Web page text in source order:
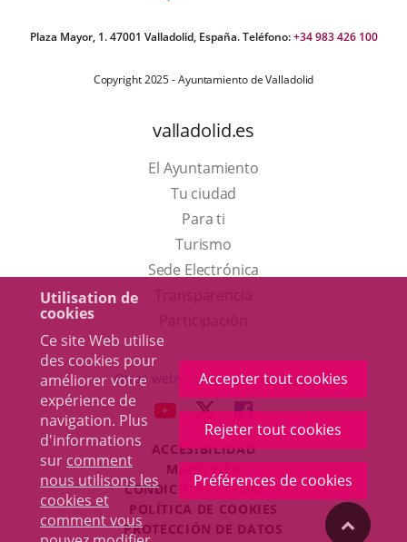
Utilisation de
cookies
Ce site Web utilise
des cookies pour
améliorer votre
expérience de
navigation. Plus
d'informations
sur comment
nous utilisons les
cookies et
comment vous
Accepter tout cookies
Rejeter tout cookies
Préférences de cookies
Plaza Mayor, 1. 47001 Valladolid, España. Teléfono:+34 983 426 100
Copyright 2025 - Ayuntamiento de Valladolid
valladolid.es
El Ayuntamiento
Tu ciudad
Para ti
TurismoEste
enlace
una
ventana
nueva.
Sede Electrónica
externa.
Otras webs del ayuntamiento
ENLACE
UNA
APLICACIÓN
EXTERNA.
ENLACE
A
UNA
APLICACIÓN
EXTERNA.
ENLACE
A
UNA
APLICACIÓN
EXTERNA.
ACCESIBILIDAD
MAPA WEB
CONDICIONES LEGALES
POLÍTICA DE COOKIES
PROTECCIÓN DE DATOS
"Volver